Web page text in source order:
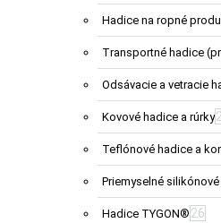
Hadice na ropné
Transportné hadice
Odsávacie a vetracie
Kovové hadice a rúrky
Teflónové hadice a
Priemyselné
Hadice TYGON® 26